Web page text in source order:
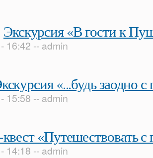
экскурсия по экспозиции дома-музея и. с.
Экскурсия «В гости к
16:42 -- admin
«в гости к пушкину»
«...будь заодно
15:58 -- admin
«...будь заодно с гением!»
«Путешествовать с
14:18 -- admin